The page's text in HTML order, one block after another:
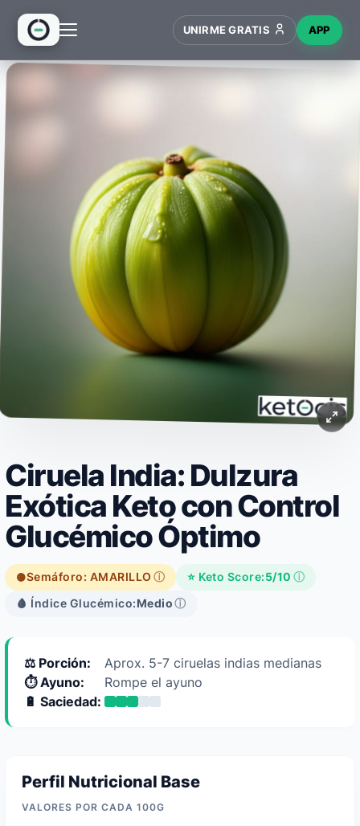
HUB
WIKI
NUEVO
UNIRME GRATIS APP
Ciruela India: Dulzura
Exótica Keto con Control
Glucémico Óptimo
🟡Semáforo: AMARILLO ⓘ ⭐ Keto Score:5/10 ⓘ
🩸 Índice Glucémico:Medioⓘ
⚖️ Porción:
Aprox. 5-7 ciruelas indias medianas
⏱️ Ayuno:
Rompe el ayuno
🔋 Saciedad:
Perfil Nutricional Base
VALORES POR CADA 100G